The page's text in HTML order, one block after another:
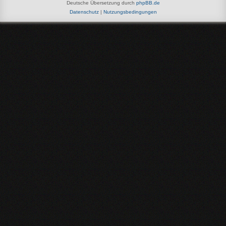
Deutsche Übersetzung durch phpBB.de
Datenschutz| Nutzungsbedingungen